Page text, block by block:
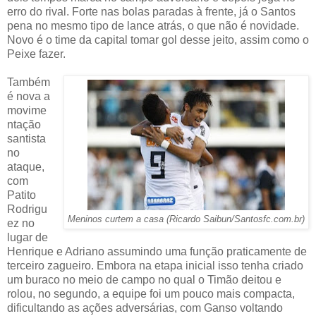
erro do rival. Forte nas bolas paradas à frente, já o Santos
pena no mesmo tipo de lance atrás, o que não é novidade.
Novo é o time da capital tomar gol desse jeito, assim como o
Peixe fazer.
Meninos curtem a casa (Ricardo Saibun/Santosfc.com.br)
Também
é nova a
movime
ntação
santista
no
ataque,
com
Patito
Rodrigu
ez no
lugar de
Henrique e Adriano assumindo uma função praticamente de
terceiro zagueiro. Embora na etapa inicial isso tenha criado
um buraco no meio de campo no qual o Timão deitou e
rolou, no segundo, a equipe foi um pouco mais compacta,
dificultando as ações adversárias, com Ganso voltando